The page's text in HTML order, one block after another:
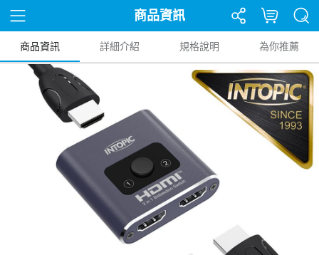
商品資訊
商品資訊 詳細介紹 規格說明 為你推薦